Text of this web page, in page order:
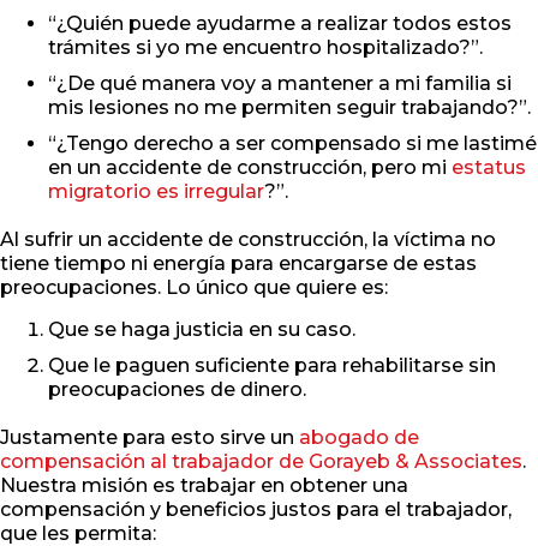
“¿Quién puede ayudarme a realizar todos estos
trámites si yo me encuentro hospitalizado?”.
“¿De qué manera voy a mantener a mi familia si
mis lesiones no me permiten seguir trabajando?”.
“¿Tengo derecho a ser compensado si me lastimé
en un accidente de construcción, pero mi estatus
migratorio es irregular?”.
Al sufrir un accidente de construcción, la víctima no
tiene tiempo ni energía para encargarse de estas
preocupaciones. Lo único que quiere es:
Que se haga justicia en su caso.
Que le paguen suficiente para rehabilitarse sin
preocupaciones de dinero.
Justamente para esto sirve un abogado de
compensación al trabajador de Gorayeb & Associates.
Nuestra misión es trabajar en obtener una
compensación y beneficios justos para el trabajador,
que les permita: